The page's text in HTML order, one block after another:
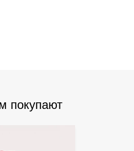
покупают